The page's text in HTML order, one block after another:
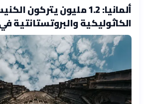
ألمانيا: 1.2 مليون يتركون
الكاثوليكية والبروتستانتية